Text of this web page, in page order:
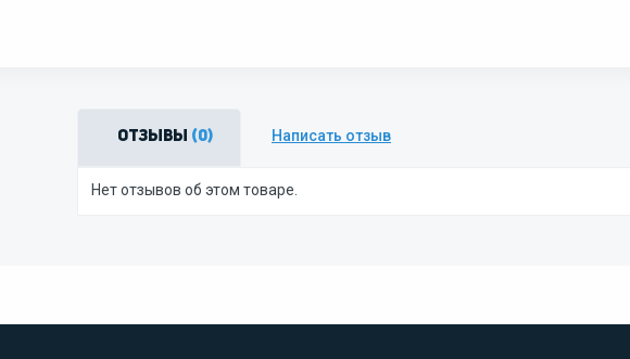
Отзывы (0) Написать отзыв
Нет отзывов об этом товаре.